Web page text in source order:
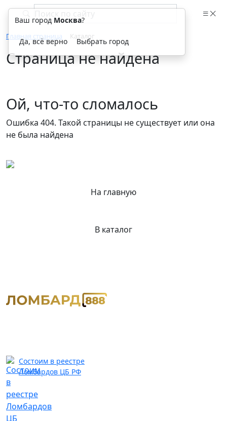
Главная страница Каталог
Страница не найдена
Ой, что-то сломалось
Ошибка 404. Такой страницы не существует или она
не была найдена
На главную
В каталог
Состоим в реестре
Ломбардов ЦБ РФ
Ваш город Москва?
Да, всё верно Выбрать город